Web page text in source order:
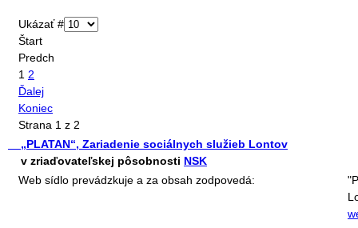
Ukázať #
Štart
Predch
1 2
Ďalej
Koniec
Strana 1 z 2
„PLATAN“, Zariadenie sociálnych služieb Lontov
v zriaďovateľskej pôsobnosti NSK
Web sídlo prevádzkuje a za obsah zodpovedá: